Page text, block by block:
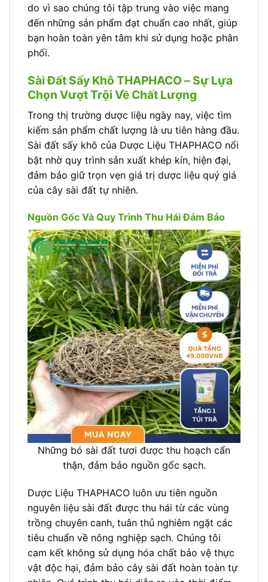
do vì sao chúng tôi tập trung vào việc mang
đến những sản phẩm đạt chuẩn cao nhất, giúp
bạn hoàn toàn yên tâm khi sử dụng hoặc phân
phối.
Sài Đất Sấy Khô THAPHACO – Sự Lựa
Chọn Vượt Trội Về Chất Lượng
Trong thị trường dược liệu ngày nay, việc tìm
kiếm sản phẩm chất lượng là ưu tiên hàng đầu.
Sài đất sấy khô của Dược Liệu THAPHACO nổi
bật nhờ quy trình sản xuất khép kín, hiện đại,
đảm bảo giữ trọn vẹn giá trị dược liệu quý giá
của cây sài đất tự nhiên.
Nguồn Gốc Và Quy Trình Thu Hái Đảm Bảo
Những bó sài đất tươi được thu hoạch cẩn
thận, đảm bảo nguồn gốc sạch.
Dược Liệu THAPHACO luôn ưu tiên nguồn
nguyên liệu sài đất được thu hái từ các vùng
trồng chuyên canh, tuân thủ nghiêm ngặt các
tiêu chuẩn về nông nghiệp sạch. Chúng tôi
cam kết không sử dụng hóa chất bảo vệ thực
vật độc hại, đảm bảo cây sài đất hoàn toàn tự